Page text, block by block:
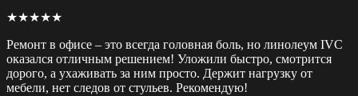
★★★★★
Ремонт в офисе – это всегда головная боль, но линолеум IVC
оказался отличным решением! Уложили быстро, смотрится
дорого, а ухаживать за ним просто. Держит нагрузку от
мебели, нет следов от стульев. Рекомендую!